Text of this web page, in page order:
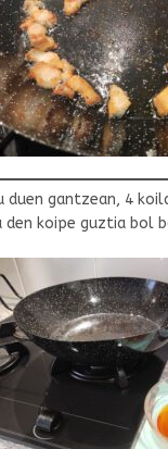
duen gantzean, 4
den koipe guztia bol